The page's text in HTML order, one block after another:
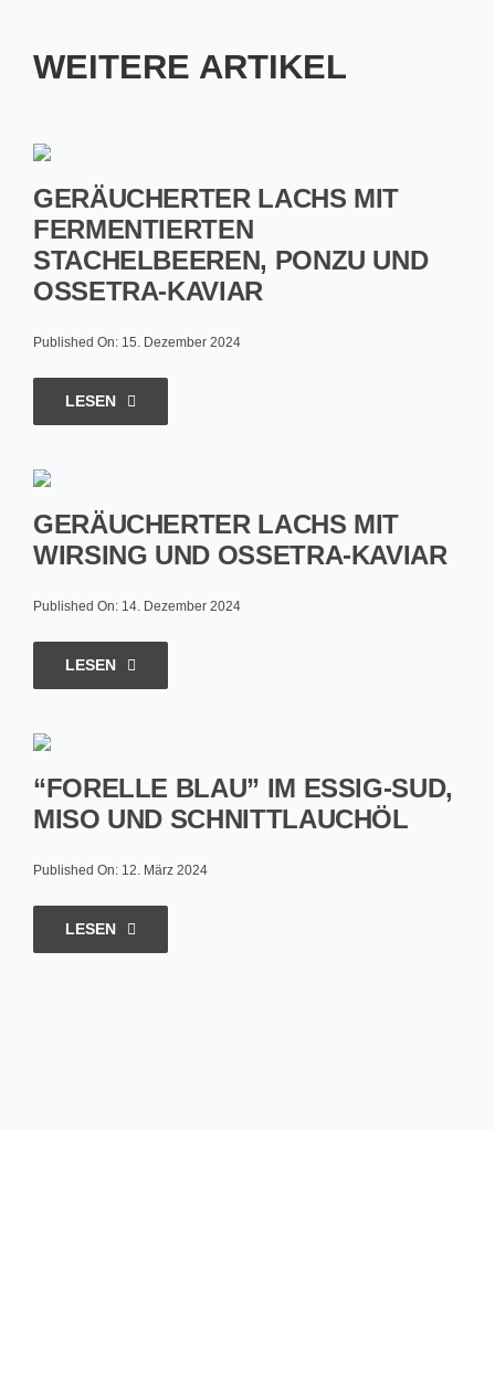
WEITERE ARTIKEL
GERÄUCHERTER LACHS MIT
FERMENTIERTEN
STACHELBEEREN, PONZU UND
OSSETRA-KAVIAR
Published On: 15. Dezember 2024
LESEN
GERÄUCHERTER LACHS MIT
WIRSING UND OSSETRA-KAVIAR
Published On: 14. Dezember 2024
LESEN
“FORELLE BLAU” IM ESSIG-SUD,
MISO UND SCHNITTLAUCHÖL
Published On: 12. März 2024
LESEN